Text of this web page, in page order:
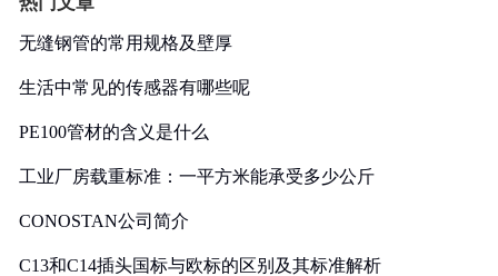
无缝钢管的常用规格及壁厚
生活中常见的传感器有哪些呢
PE100管材的含义是什么
工业厂房载重标准：一平方米能承受多少公斤
CONOSTAN公司简介
C13和C14插头国标与欧标的区别及其标准解析